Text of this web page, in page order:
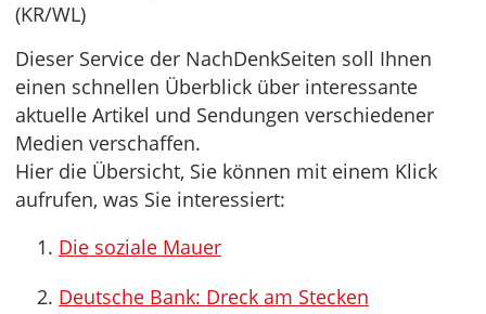
(KR/WL)
Dieser Service der NachDenkSeiten soll Ihnen
einen schnellen Überblick über interessante
aktuelle Artikel und Sendungen verschiedener
Medien verschaffen.
Hier die Übersicht, Sie können mit einem Klick
aufrufen, was Sie interessiert:
Die soziale Mauer
Deutsche Bank: Dreck am Stecken